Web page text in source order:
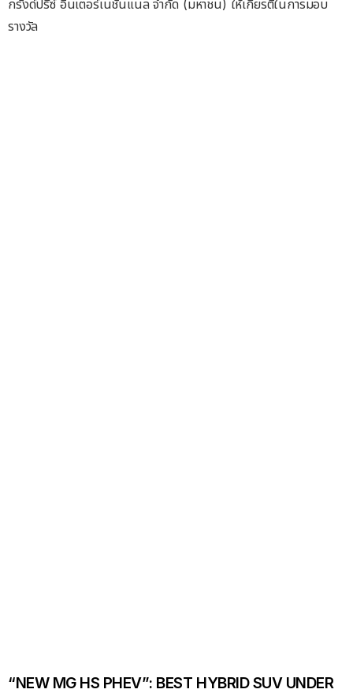
กรังด์ปรีซ์ อินเตอร์เนชั่นแนล จำกัด (มหาชน) ให้เกียรติในการมอบ
รางวัล
“NEW MG HS PHEV”: BEST HYBRID SUV UNDER